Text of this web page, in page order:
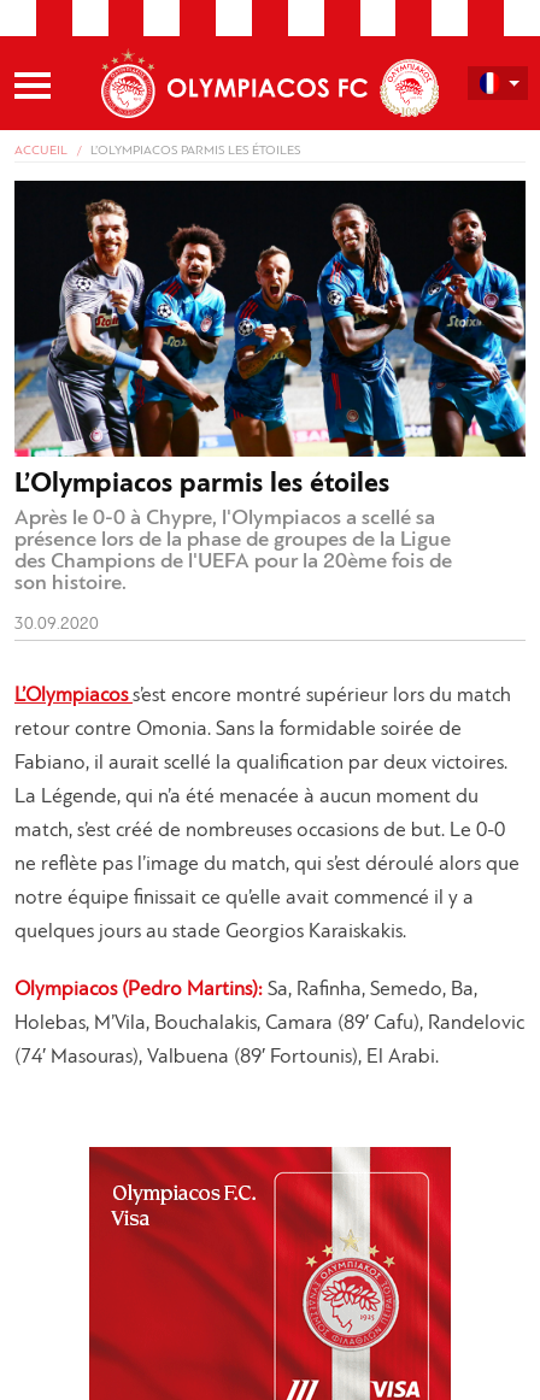
ACCUEIL L’OLYMPIACOS PARMIS LES ÉTOILES
L’Olympiacos parmis les étoiles
Après le 0-0 à Chypre, l'Olympiacos a scellé sa
présence lors de la phase de groupes de la Ligue
des Champions de l'UEFA pour la 20ème fois de
son histoire.
30.09.2020
L’Olympiacos s’est encore montré supérieur lors du match
retour contre Omonia. Sans la formidable soirée de
Fabiano, il aurait scellé la qualification par deux victoires.
La Légende, qui n’a été menacée à aucun moment du
match, s’est créé de nombreuses occasions de but. Le 0-0
ne reflète pas l’image du match, qui s’est déroulé alors que
notre équipe finissait ce qu’elle avait commencé il y a
quelques jours au stade Georgios Karaiskakis.
Olympiacos (Pedro Martins): Sa, Rafinha, Semedo, Ba,
Holebas, M’Vila, Bouchalakis, Camara (89′ Cafu), Randelovic
(74′ Masouras), Valbuena (89′ Fortounis), El Arabi.